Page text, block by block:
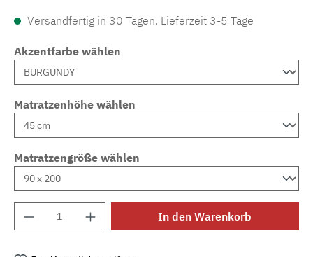
Versandfertig in 30 Tagen, Lieferzeit 3-5 Tage
Akzentfarbe wählen
Matratzenhöhe wählen
Matratzengröße wählen
Produkt Anzahl: Gib den gewünschten
In den Warenkorb